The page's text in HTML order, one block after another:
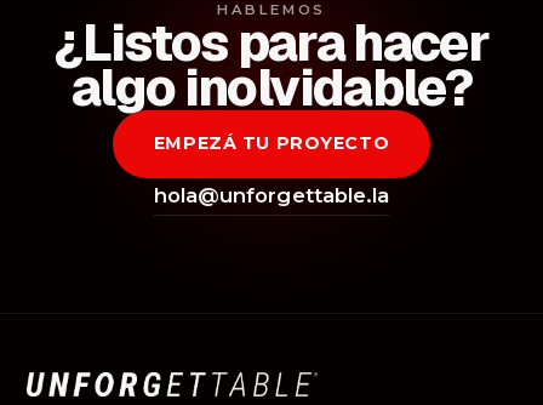
HABLEMOS
¿Listos para hacer
algo inolvidable?
EMPEZÁ TU PROYECTO
hola@unforgettable.la